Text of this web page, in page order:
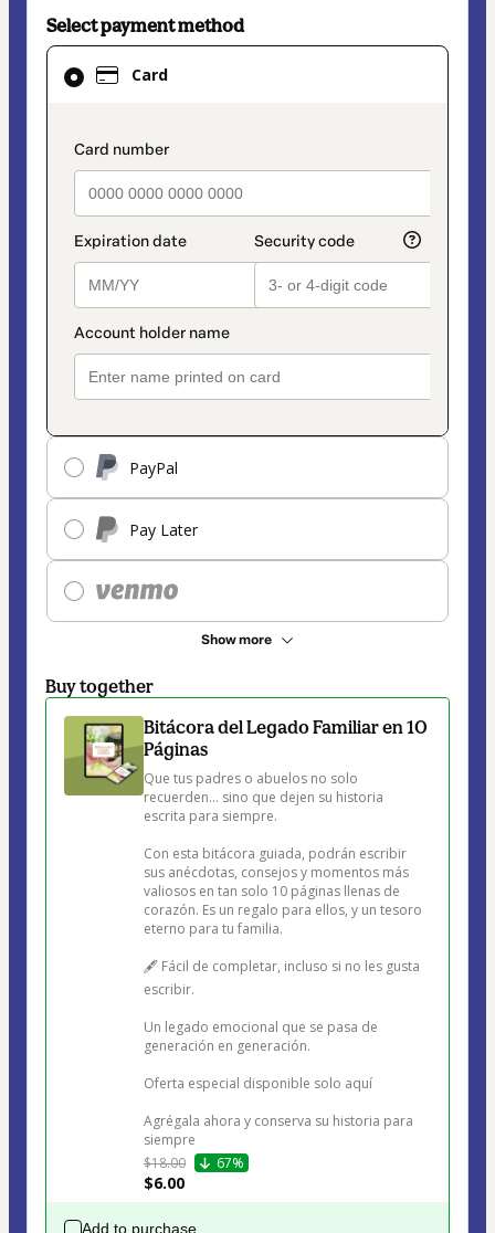
Select payment method
Card
payment_data.section_title_v2
PayPal
Pay Later
Show more
Card
selected
method
Buy together
Bitácora del Legado Familiar en 10
Páginas
Que tus padres o abuelos no solo
recuerden… sino que dejen su historia
escrita para siempre.
Con esta bitácora guiada, podrán escribir
sus anécdotas, consejos y momentos más
valiosos en tan solo 10 páginas llenas de
corazón. Es un regalo para ellos, y un tesoro
eterno para tu familia.
🖋️ Fácil de completar, incluso si no les gusta
escribir.
Un legado emocional que se pasa de
generación en generación.
Oferta especial disponible solo aquí
Agrégala ahora y conserva su historia para
siempre
$18.00
67%
$6.00
Add to purchase